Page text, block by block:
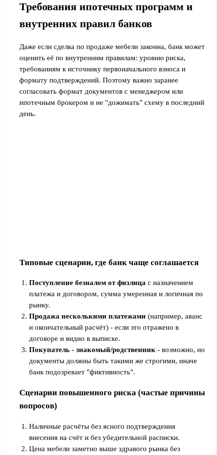
Требования ипотечных программ и
внутренних правил банков
Даже если сделка по продаже мебели законна, банк может
оценить её по внутренним правилам: уровню риска,
требованиям к источнику первоначального взноса и
формату подтверждений. Поэтому важно заранее
согласовать формат документов с менеджером или
ипотечным брокером и не "дожимать" схему в последний
день.
Типовые сценарии, где банк чаще соглашается
Поступление безналом от физлицас назначением
платежа и договором, сумма умеренная и логичная по
рынку.
Продажа несколькими платежами(например, аванс
и окончательный расчёт) - если это отражено в
договоре и видно в выписке.
Покупатель - знакомый/родственник- возможно, но
документы должны быть такими же строгими, иначе
банк подозревает "фиктивность".
Сценарии повышенного риска (частые причины
вопросов)
Наличные расчёты без ясного подтверждения
внесения на счёт и без убедительной расписки.
Цена мебели заметно выше здравого рынка без